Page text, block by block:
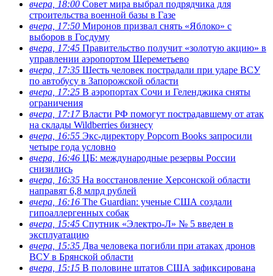
вчера, 18:00 Совет мира выбрал подрядчика для
строительства военной базы в Газе
вчера, 17:50 Миронов призвал снять «Яблоко» с
выборов в Госдуму
вчера, 17:45 Правительство получит «золотую акцию» в
управлении аэропортом Шереметьево
вчера, 17:35 Шесть человек пострадали при ударе ВСУ
по автобусу в Запорожской области
вчера, 17:25 В аэропортах Сочи и Геленджика сняты
ограничения
вчера, 17:17Власти РФ помогут пострадавшему от атак
на склады Wildberries бизнесу
вчера, 16:55 Экс-директору Popcorn Books запросили
четыре года условно
вчера, 16:46 ЦБ: международные резервы России
снизились
вчера, 16:35 На восстановление Херсонской области
направят 6,8 млрд рублей
вчера, 16:16 The Guardian: ученые США создали
гипоаллергенных собак
вчера, 15:45 Спутник «Электро-Л» № 5 введен в
эксплуатацию
вчера, 15:35 Два человека погибли при атаках дронов
ВСУ в Брянской области
вчера, 15:15 В половине штатов США зафиксирована